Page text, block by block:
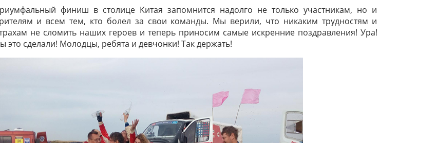
финиш в столице Китая запомнится надолго не только участникам, но и
и всем тем, кто болел за свои команды. Мы верили, что никаким трудностям и
не сломить наших героев и теперь приносим самые искренние поздравления! Ура!
это сделали! Молодцы, ребята и девчонки! Так держать!